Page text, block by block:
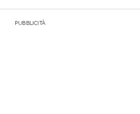
PUBBLICITÀ